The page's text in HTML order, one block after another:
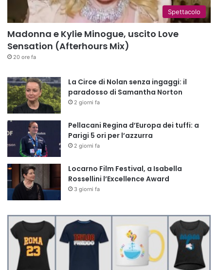
Spettacolo
Madonna e Kylie Minogue, uscito Love
Sensation (Afterhours Mix)
20 ore fa
La Circe di Nolan senza ingaggi: il
paradosso di Samantha Norton
2 giorni fa
Pellacani Regina d’Europa dei tuffi: a
Parigi 5 ori per l’azzurra
2 giorni fa
Locarno Film Festival, a Isabella
Rossellini l’Excellence Award
3 giorni fa